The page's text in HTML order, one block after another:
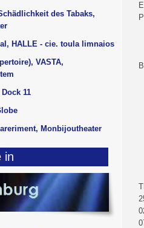
des Tabaks,
HALLE - cie. toula limnaios
VASTA,
11
Monbijoutheater
in